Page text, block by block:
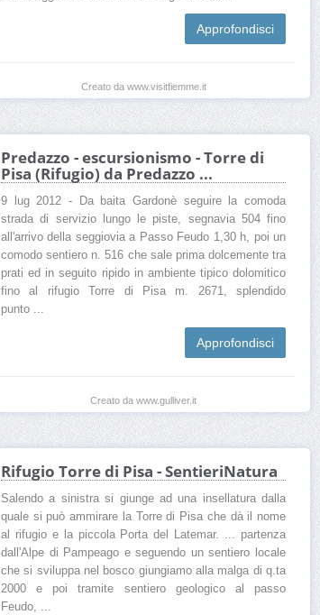
Approfondisci
Creato da www.visitfiemme.it
Predazzo - escursionismo - Torre di
Pisa (Rifugio) da Predazzo ...
9 lug 2012 - Da baita Gardonè seguire la comoda
strada di servizio lungo le piste, segnavia 504 fino
all'arrivo della seggiovia a Passo Feudo 1,30 h, poi un
comodo sentiero n. 516 che sale prima dolcemente tra
prati ed in seguito ripido in ambiente tipico dolomitico
fino al rifugio Torre di Pisa m. 2671, splendido
punto ...
Approfondisci
Creato da www.gulliver.it
Rifugio Torre di Pisa - SentieriNatura
Salendo a sinistra si giunge ad una insellatura dalla
quale si può ammirare la Torre di Pisa che dà il nome
al rifugio e la piccola Porta del Latemar. ... partenza
dall'Alpe di Pampeago e seguendo un sentiero locale
che si sviluppa nel bosco giungiamo alla malga di q.ta
2000 e poi tramite sentiero geologico al passo
Feudo, ...